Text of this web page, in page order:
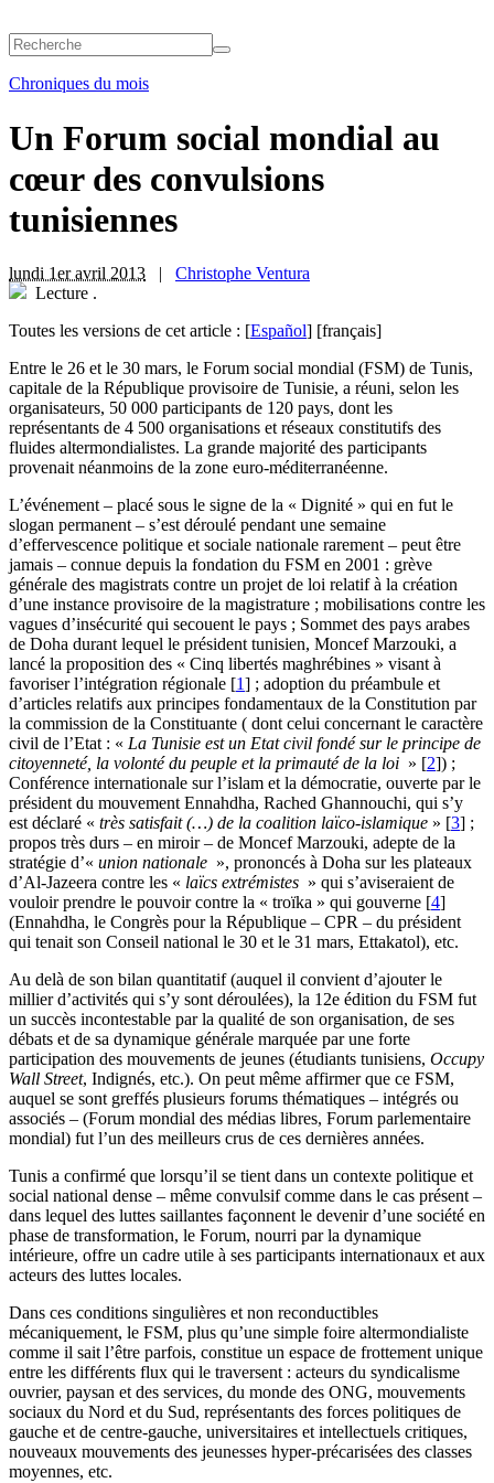
Chroniques du mois
Un Forum social mondial au
cœur des convulsions
tunisiennes
lundi 1er avril 2013 | Christophe Ventura
Lecture .
Toutes les versions de cet article : [Español] [français]
Entre le 26 et le 30 mars, le Forum social mondial (FSM) de Tunis,
capitale de la République provisoire de Tunisie, a réuni, selon les
organisateurs, 50 000 participants de 120 pays, dont les
représentants de 4 500 organisations et réseaux constitutifs des
fluides altermondialistes. La grande majorité des participants
provenait néanmoins de la zone euro-méditerranéenne.
L’événement – placé sous le signe de la « Dignité » qui en fut le
slogan permanent – s’est déroulé pendant une semaine
d’effervescence politique et sociale nationale rarement – peut être
jamais – connue depuis la fondation du FSM en 2001 : grève
générale des magistrats contre un projet de loi relatif à la création
d’une instance provisoire de la magistrature ; mobilisations contre les
vagues d’insécurité qui secouent le pays ; Sommet des pays arabes
de Doha durant lequel le président tunisien, Moncef Marzouki, a
lancé la proposition des « Cinq libertés maghrébines » visant à
favoriser l’intégration régionale [1] ; adoption du préambule et
d’articles relatifs aux principes fondamentaux de la Constitution par
la commission de la Constituante ( dont celui concernant le caractère
civil de l’Etat : « La Tunisie est un Etat civil fondé sur le principe de
citoyenneté, la volonté du peuple et la primauté de la loi » [2]) ;
Conférence internationale sur l’islam et la démocratie, ouverte par le
président du mouvement Ennahdha, Rached Ghannouchi, qui s’y
est déclaré « très satisfait (…) de la coalition laïco-islamique » [3] ;
propos très durs – en miroir – de Moncef Marzouki, adepte de la
stratégie d’« union nationale », prononcés à Doha sur les plateaux
d’Al-Jazeera contre les « laïcs extrémistes » qui s’aviseraient de
vouloir prendre le pouvoir contre la « troïka » qui gouverne [4]
(Ennahdha, le Congrès pour la République – CPR – du président
qui tenait son Conseil national le 30 et le 31 mars, Ettakatol), etc.
Au delà de son bilan quantitatif (auquel il convient d’ajouter le
millier d’activités qui s’y sont déroulées), la 12e édition du FSM fut
un succès incontestable par la qualité de son organisation, de ses
débats et de sa dynamique générale marquée par une forte
participation des mouvements de jeunes (étudiants tunisiens, Occupy
Wall Street, Indignés, etc.). On peut même affirmer que ce FSM,
auquel se sont greffés plusieurs forums thématiques – intégrés ou
associés – (Forum mondial des médias libres, Forum parlementaire
mondial) fut l’un des meilleurs crus de ces dernières années.
Tunis a confirmé que lorsqu’il se tient dans un contexte politique et
social national dense – même convulsif comme dans le cas présent –
dans lequel des luttes saillantes façonnent le devenir d’une société en
phase de transformation, le Forum, nourri par la dynamique
intérieure, offre un cadre utile à ses participants internationaux et aux
acteurs des luttes locales.
Dans ces conditions singulières et non reconductibles
mécaniquement, le FSM, plus qu’une simple foire altermondialiste
comme il sait l’être parfois, constitue un espace de frottement unique
entre les différents flux qui le traversent : acteurs du syndicalisme
ouvrier, paysan et des services, du monde des ONG, mouvements
sociaux du Nord et du Sud, représentants des forces politiques de
gauche et de centre-gauche, universitaires et intellectuels critiques,
nouveaux mouvements des jeunesses hyper-précarisées des classes
moyennes, etc.